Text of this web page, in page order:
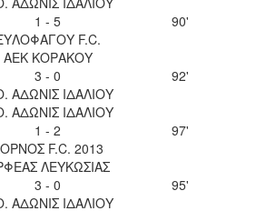
1 - 5
F.C.
90'
ΑΕΚ ΚΟΡΑΚΟΥ
3 - 0
ΑΔΩΝΙΣ ΙΔΑΛΙΟΥ
92'
ΑΔΩΝΙΣ ΙΔΑΛΙΟΥ
1 - 2
F.C. 2013
97'
ΛΕΥΚΩΣΙΑΣ
3 - 0
ΑΔΩΝΙΣ ΙΔΑΛΙΟΥ
95'